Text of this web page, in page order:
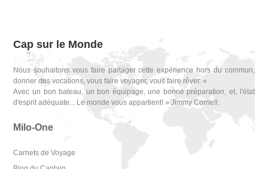
Cap sur le Monde
Nous souhaitons vous faire partager cette expérience hors du commun,
donner des vocations, vous faire voyager, vous faire rêver. «
Avec un bon bateau, un bon équipage, une bonne préparation, et, l'état
d'esprit adéquate... Le monde vous appartient! » Jimmy Cornell.
Milo-One
Carnets de Voyage